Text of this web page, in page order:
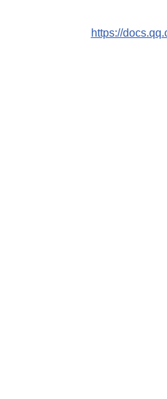
https://